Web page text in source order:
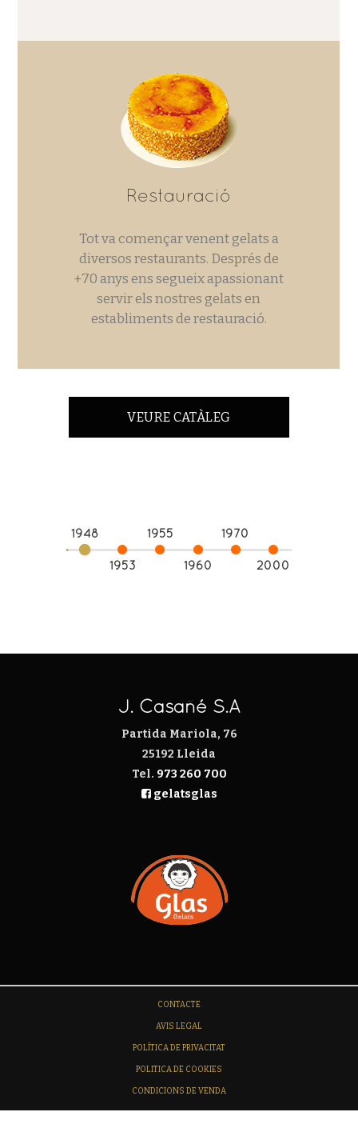
Restauració
Tot va començar venent gelats a
diversos restaurants. Després de
+70 anys ens segueix apassionant
servir els nostres gelats en
establiments de restauració.
VEURE CATÀLEG
1948
1953
1955
1960
1970
2000
J. Casañé S.A
Partida Mariola, 76
25192 Lleida
Tel. 973 260 700
gelatsglas
CONTACTE
AVIS LEGAL
POLÍTICA DE PRIVACITAT
POLITICA DE COOKIES
CONDICIONS DE VENDA